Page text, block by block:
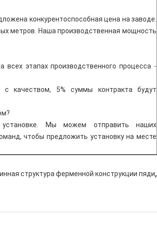
конкурентоспособная цена на заводе.
метров. Наша производственная мощность
всех этапах производственного процесса -
качеством, 5% суммы контракта будут
Мы можем отправить наших
чтобы предложить установку на месте
структура ферменной конструкции пяди,